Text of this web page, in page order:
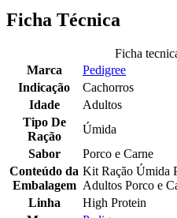
Ficha Técnica
Ficha
Marca
Pedigree
Indicação
Cachorros
Idade
Adultos
Tipo De
Ração
Úmida
Sabor
Porco e Carne
Conteúdo da
Embalagem
Kit Ração Úmida
Adultos Porco e
Linha
High Protein